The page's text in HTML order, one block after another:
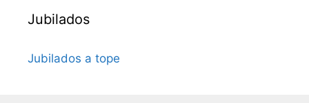
Jubilados
Jubilados a tope